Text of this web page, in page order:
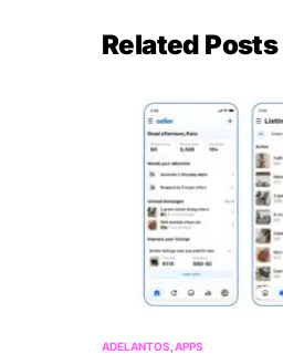
Related Posts
ADELANTOS APPS